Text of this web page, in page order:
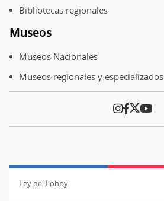
Bibliotecas regionales
Museos
Museos Nacionales
Museos regionales y especializados
Ley del Lobby